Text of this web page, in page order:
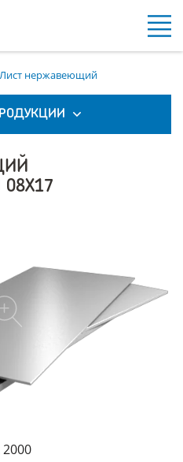
Лист нержавеющий
2000